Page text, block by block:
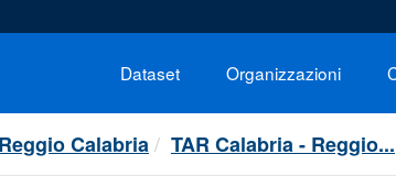
Dataset Organizzazioni
Calabria TAR Calabria - Reggio...